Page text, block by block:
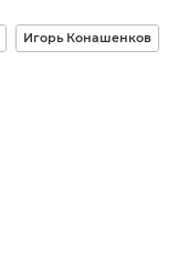
Игорь Конашенков